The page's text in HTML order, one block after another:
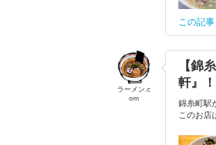
この記
ラーメン.c
om
【錦
軒』！
錦糸町駅
このお店